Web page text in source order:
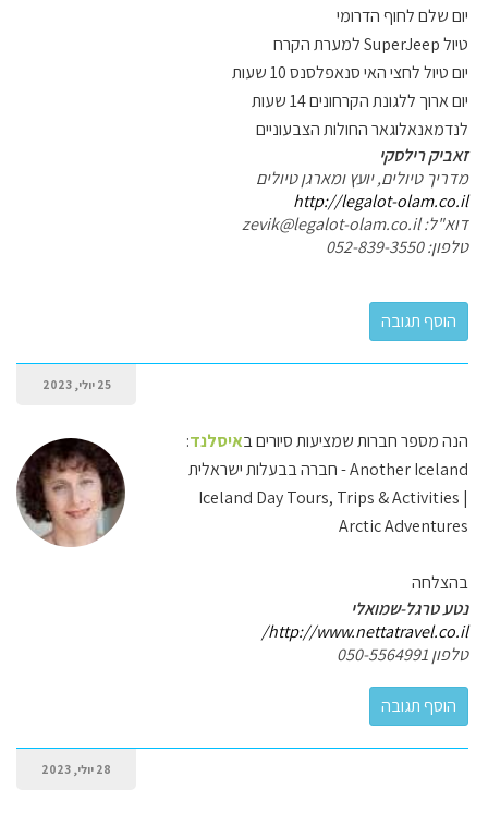
יום שלם לחוף הדרומי
טיול SuperJeep למערת הקרח
יום טיול לחצי האי סנאפלסנס 10 שעות
יום ארוך ללגונת הקרחונים 14 שעות
לנדמאנאלוגאר החולות הצבעוניים
זאביק רילסקי
מדריך טיולים, יועץ ומארגן טיולים
http://legalot-olam.co.il
דוא"ל: zevik@legalot-olam.co.il
טלפון: 052-839-3550
25 יולי, 2023
הנה מספר חברות שמציעות סיורים באיסלנד:
Another Iceland - חברה בבעלות ישראלית
Iceland Day Tours, Trips & Activities |
Arctic Adventures
בהצלחה
נטע טרגל-שמואלי
http://www.nettatravel.co.il/
טלפון 050-5564991
28 יולי, 2023